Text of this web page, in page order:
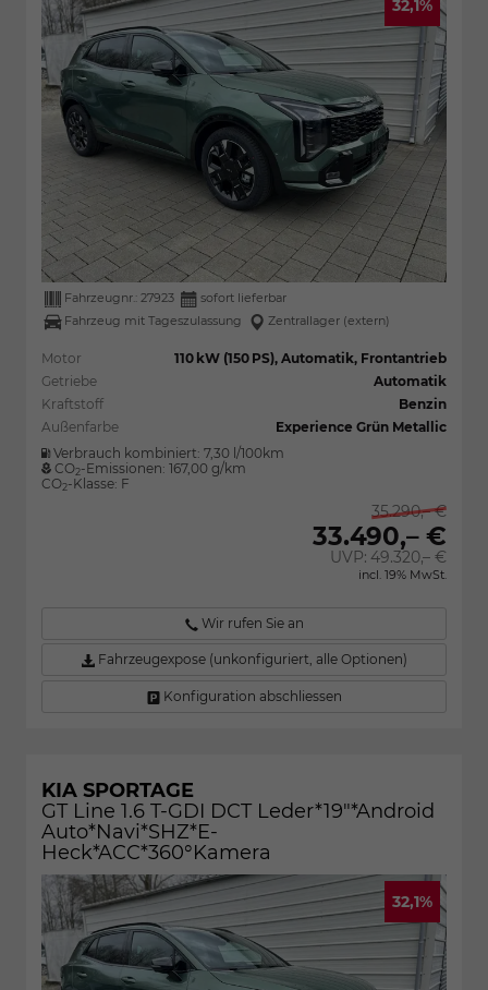
32,1%
Fahrzeugnr.: 27923
sofort lieferbar
Fahrzeug mit Tageszulassung
Zentrallager (extern)
Motor
110 kW (150 PS), Automatik, Frontantrieb
Getriebe
Automatik
Kraftstoff
Benzin
Außenfarbe
Experience Grün Metallic
Verbrauch kombiniert: 7,30 l/100km
CO2-Emissionen: 167,00 g/km
CO2-Klasse: F
35.290,– €
33.490,– €
UVP: 49.320,– €
incl. 19% MwSt.
Wir rufen Sie an
Fahrzeugexpose (unkonfiguriert, alle Optionen)
Konfiguration abschliessen
KIA SPORTAGE
GT Line 1.6 T-GDI DCT Leder*19"*Android
Auto*Navi*SHZ*E-
Heck*ACC*360°Kamera
32,1%